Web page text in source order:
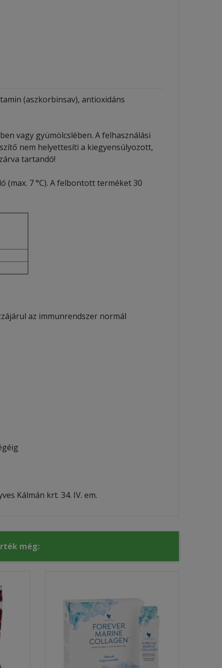
(aszkorbinsav), antioxidáns
vagy gyümölcslében. A felhasználási
nem helyettesíti a kiegyensúlyozott,
tartandó!
7 °C). A felbontott terméket 30
az immunrendszer normál
Kálmán krt. 34. IV. em.
még: